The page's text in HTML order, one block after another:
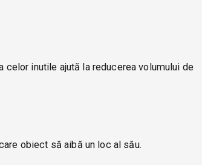
inutile ajută la reducerea volumului de
obiect să aibă un loc al său.